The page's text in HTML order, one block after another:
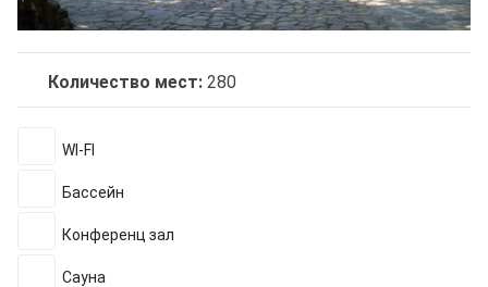
Количество мест: 280
WI-FI
Бассейн
Конференц зал
Сауна